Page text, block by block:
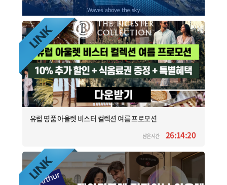
유럽 명품 아울렛 비스터 컬렉션 여름 프로모션
남은시간 26:14:20